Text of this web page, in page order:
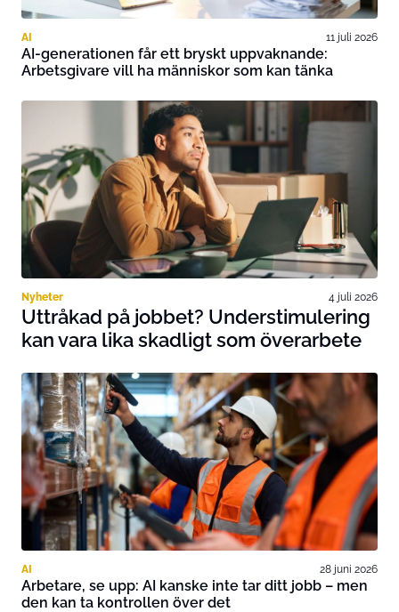
AI 11 juli 2026
AI-generationen får ett bryskt uppvaknande:
Arbetsgivare vill ha människor som kan tänka
Nyheter 4 juli 2026
Uttråkad på jobbet? Understimulering
kan vara lika skadligt som överarbete
AI 28 juni 2026
Arbetare, se upp: AI kanske inte tar ditt jobb – men
den kan ta kontrollen över det